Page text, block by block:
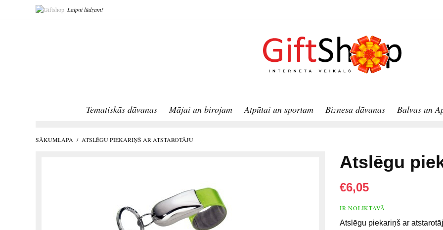
Laipni lūdzam!
Tematiskās dāvanas Mājai un birojam Atpūtai un sportam Biznesa dāvanas Balvas un
SĀKUMLAPA / ATSLĒGU PIEKARIŅŠ AR ATSTAROTĀJU
Atslēgu
€6,05
IR NOLIKTAVĀ
Atslēgu piekariņš ar